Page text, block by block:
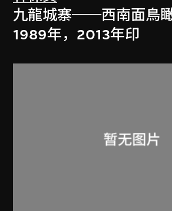
九龍城寨──西南面鳥
1989年，2013年印